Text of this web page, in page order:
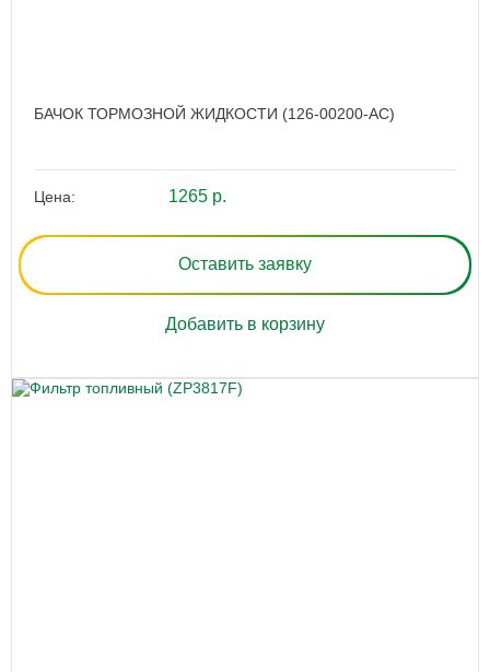
БАЧОК ТОРМОЗНОЙ ЖИДКОСТИ (126-00200-AC)
Цена: 1265 р.
Оставить заявку
Добавить в корзину